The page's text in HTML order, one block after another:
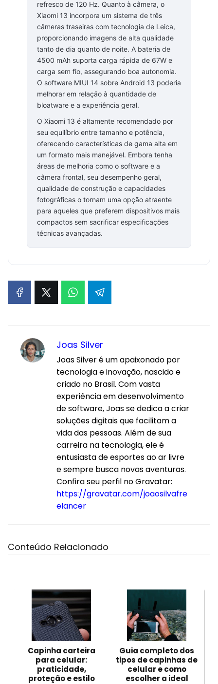
refresco de 120 Hz. Quanto à câmera, o
Xiaomi 13 incorpora um sistema de três
câmeras traseiras com tecnologia de Leica,
proporcionando imagens de alta qualidade
tanto de dia quanto de noite. A bateria de
4500 mAh suporta carga rápida de 67W e
carga sem fio, assegurando boa autonomia.
O software MIUI 14 sobre Android 13 poderia
melhorar em relação à quantidade de
bloatware e a experiência geral.
O Xiaomi 13 é altamente recomendado por
seu equilíbrio entre tamanho e potência,
oferecendo características de gama alta em
um formato mais manejável. Embora tenha
áreas de melhoria como o software e a
câmera frontal, seu desempenho geral,
qualidade de construção e capacidades
fotográficas o tornam uma opção atraente
para aqueles que preferem dispositivos mais
compactos sem sacrificar especificações
técnicas avançadas.
Joas Silver
Joas Silver é um apaixonado por
tecnologia e inovação, nascido e
criado no Brasil. Com vasta
experiência em desenvolvimento
de software, Joas se dedica a criar
soluções digitais que facilitam a
vida das pessoas. Além de sua
carreira na tecnologia, ele é
entusiasta de esportes ao ar livre
e sempre busca novas aventuras.
Confira seu perfil no Gravatar:
https://gravatar.com/joaosilvafre
elancer
Conteúdo Relacionado
Capinha carteira
para celular:
praticidade,
proteção e estilo
Guia completo dos
tipos de capinhas de
celular e como
escolher a ideal